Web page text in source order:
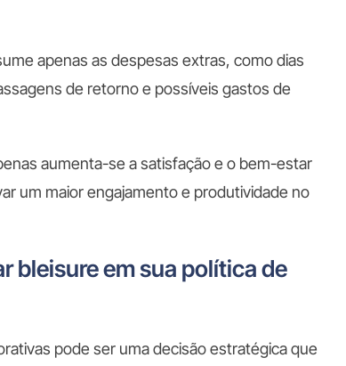
apenas as despesas extras, como dias
de retorno e possíveis gastos de
aumenta-se a satisfação e o bem-estar
um maior engajamento e produtividade no
bleisure em sua política de
pode ser uma decisão estratégica que